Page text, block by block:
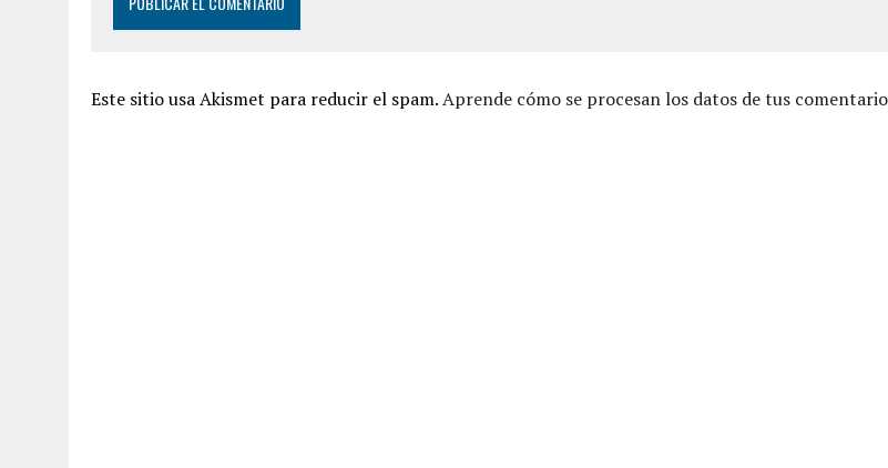
Este sitio usa Akismet para reducir el spam.Aprende cómo se procesan los datos de tus